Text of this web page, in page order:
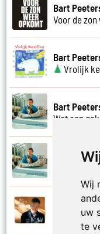
Wij
uw
te
Bart
Voor de
Bart
Vrolijk
Bart
Wat een
Bart
Wat mag er
Bart
Wat nog